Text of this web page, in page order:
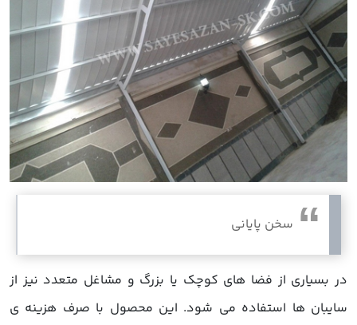
سخن پایانی
در بسیاری از فضا های کوچک یا بزرگ و مشاغل متعدد نیز از
سایبان ها استفاده می شود. این محصول با صرف هزینه ی